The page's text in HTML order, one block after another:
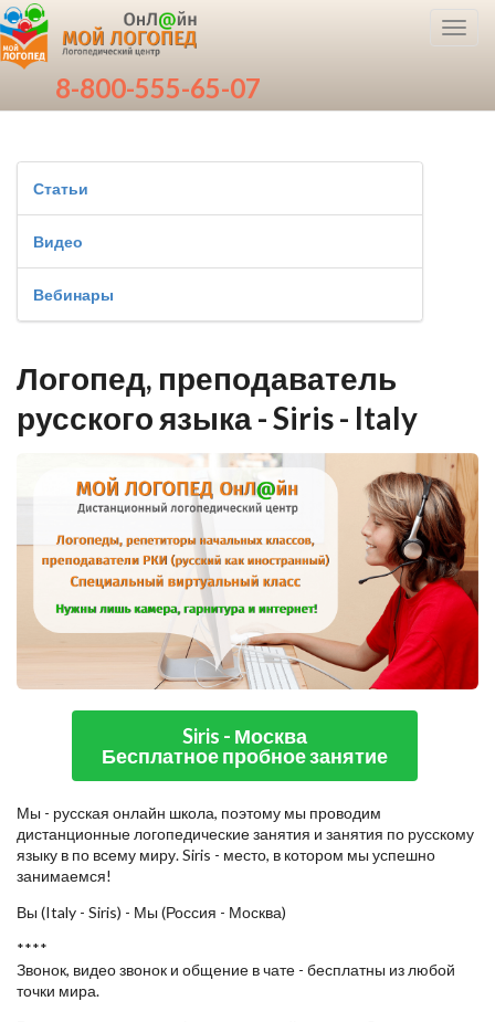
8-800-555-65-07
Статьи
Видео
Вебинары
Логопед, преподаватель
русского языка - Siris - Italy
Siris - Москва
Бесплатное пробное занятие
Мы - русская онлайн школа, поэтому мы проводим
дистанционные логопедические занятия и занятия по русскому
языку в по всему миру. Siris - место, в котором мы успешно
занимаемся!
Вы (Italy - Siris) - Мы (Россия - Москва)
****
Звонок, видео звонок и общение в чате - бесплатны из любой
точки мира.